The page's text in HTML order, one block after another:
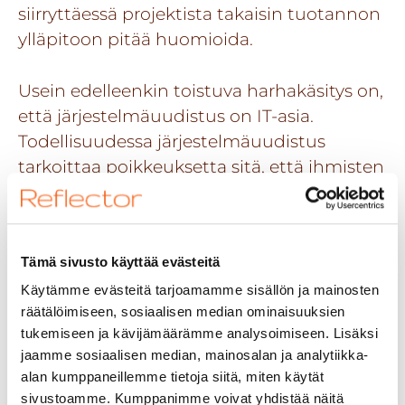
Tämä sivusto käyttää evästeitä
Käytämme evästeitä tarjoamamme sisällön ja mainosten
räätälöimiseen, sosiaalisen median ominaisuuksien
tukemiseen ja kävijämäärämme analysoimiseen. Lisäksi
jaamme sosiaalisen median, mainosalan ja analytiikka-
alan kumppaneillemme tietoja siitä, miten käytät
sivustoamme. Kumppanimme voivat yhdistää näitä
siirryttäessä projektista takaisin tuotannon
ylläpitoon pitää huomioida.
Usein edelleenkin toistuva harhakäsitys on,
että järjestelmäuudistus on IT-asia.
Todellisuudessa järjestelmäuudistus
tarkoittaa poikkeuksetta sitä, että ihmisten
roolit, tehtävät, vastuut ja ympäristö
yleisesti muuttuvat. IT:tä tehdään ihmisiä –
varten. Sitä parempi järjestelmästä tulee,
mitä paremmin ihmiset ovat saaneet
vaikuttaa siihen, millainen järjestelmä
tehdään.
Tulevista muutoksista pitää viestiä pitkin